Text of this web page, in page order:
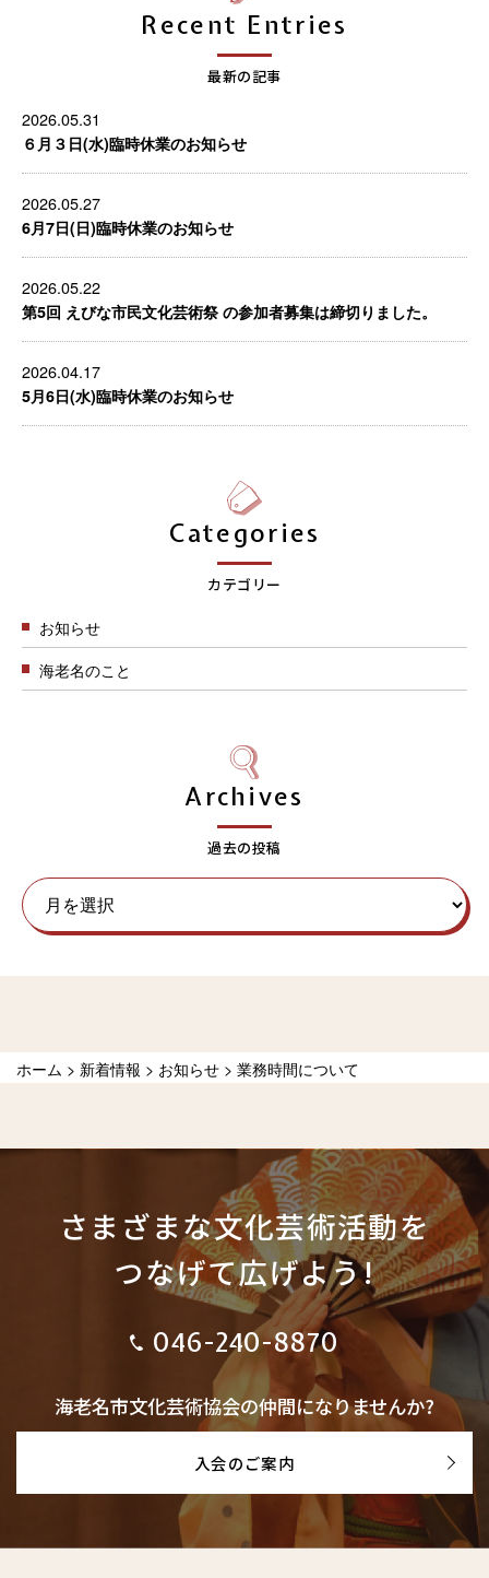
Recent Entries
最新の記事
2026.05.31
６月３日(水)臨時休業のお知らせ
2026.05.27
6月7日(日)臨時休業のお知らせ
2026.05.22
第5回 えびな市民文化芸術祭 の参加者募集は締切りました。
2026.04.17
5月6日(水)臨時休業のお知らせ
Categories
カテゴリー
お知らせ
海老名のこと
Archives
過去の投稿
ホーム > 新着情報 > お知らせ > 業務時間について
さまざまな文化芸術活動を
つなげて広げよう!
046-240-8870
海老名市文化芸術協会の仲間になりませんか?
入会のご案内